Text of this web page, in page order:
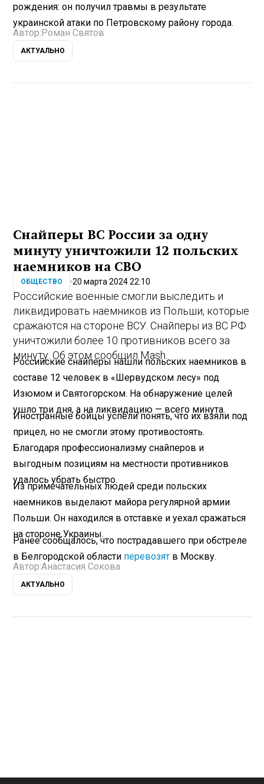
рождения: он получил травмы в результате
украинской атаки по Петровскому району города.
Автор: Роман Святов
АКТУАЛЬНО
Снайперы ВС России за одну
минуту уничтожили 12 польских
наемников на СВО
ОБЩЕСТВО 20 марта 2024 22:10
Российские военные смогли выследить и
ликвидировать наемников из Польши, которые
сражаются на стороне ВСУ. Снайперы из ВС РФ
уничтожили более 10 противников всего за
минуту. Об этом сообщил Mash.
Российские снайперы нашли польских наемников в
составе 12 человек в «Шервудском лесу» под
Изюмом и Святогорском. На обнаружение целей
ушло три дня, а на ликвидацию — всего минута.
Иностранные бойцы успели понять, что их взяли под
прицел, но не смогли этому противостоять.
Благодаря профессионализму снайперов и
выгодным позициям на местности противников
удалось убрать быстро.
Из примечательных людей среди польских
наемников выделают майора регулярной армии
Польши. Он находился в отставке и уехал сражаться
на стороне Украины.
Ранее сообщалось, что пострадавшего при обстреле
в Белгородской области перевозят в Москву.
Автор:Анастасия Сокова
АКТУАЛЬНО